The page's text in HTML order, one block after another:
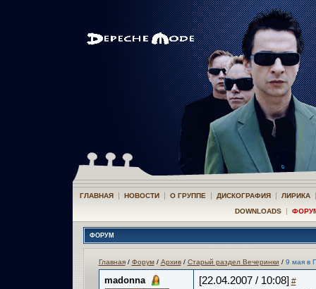
ГЛАВНАЯ | НОВОСТИ | О ГРУППЕ | ДИСКОГРАФИЯ | ЛИРИКА
DOWNLOADS |
ФОРУМ
Главная/ Форум/ Архив/ Старый раздел Вечеринки / 9 мая в
madonna [22.04.2007 / 10:08] #